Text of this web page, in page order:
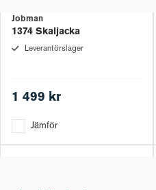
Jobman
1374 Skaljacka
Leverantörslager
1 499 kr
Jämför